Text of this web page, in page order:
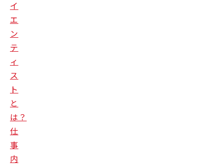
イ
エ
ン
テ
ィ
ス
ト
と
は？
仕
事
内